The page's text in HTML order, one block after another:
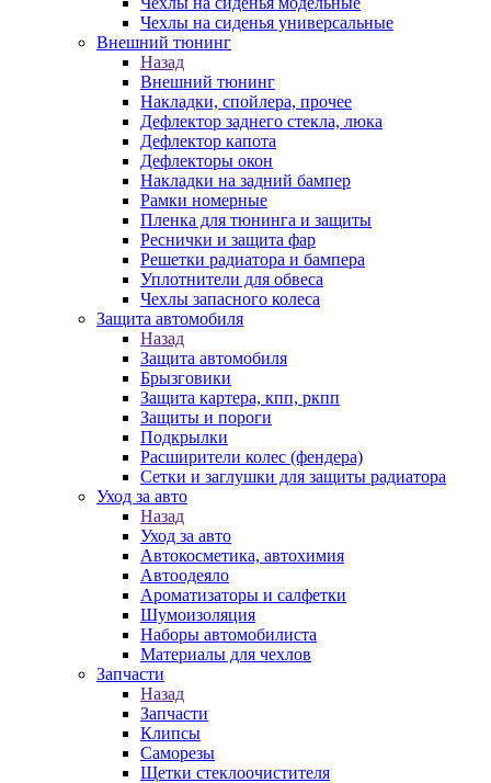
Чехлы на сиденья универсальные
Внешний тюнинг
Назад
Внешний тюнинг
Накладки, спойлера, прочее
Дефлектор заднего стекла, люка
Дефлектор капота
Дефлекторы окон
Накладки на задний бампер
Рамки номерные
Пленка для тюнинга и защиты
Реснички и защита фар
Решетки радиатора и бампера
Уплотнители для обвеса
Чехлы запасного колеса
Защита автомобиля
Назад
Защита автомобиля
Брызговики
Защита картера, кпп, ркпп
Защиты и пороги
Подкрылки
Расширители колес (фендера)
Сетки и заглушки для защиты радиатора
Уход за авто
Назад
Уход за авто
Автокосметика, автохимия
Автоодеяло
Ароматизаторы и салфетки
Шумоизоляция
Наборы автомобилиста
Материалы для чехлов
Запчасти
Назад
Запчасти
Клипсы
Саморезы
Щетки стеклоочистителя